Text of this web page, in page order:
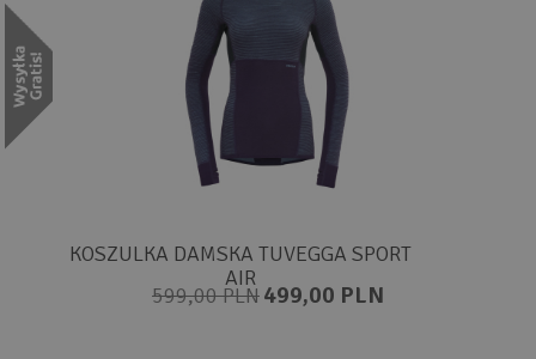
KOSZULKA DAMSKA TUVEGGA SPORT
AIR
599,00 PLN499,00 PLN